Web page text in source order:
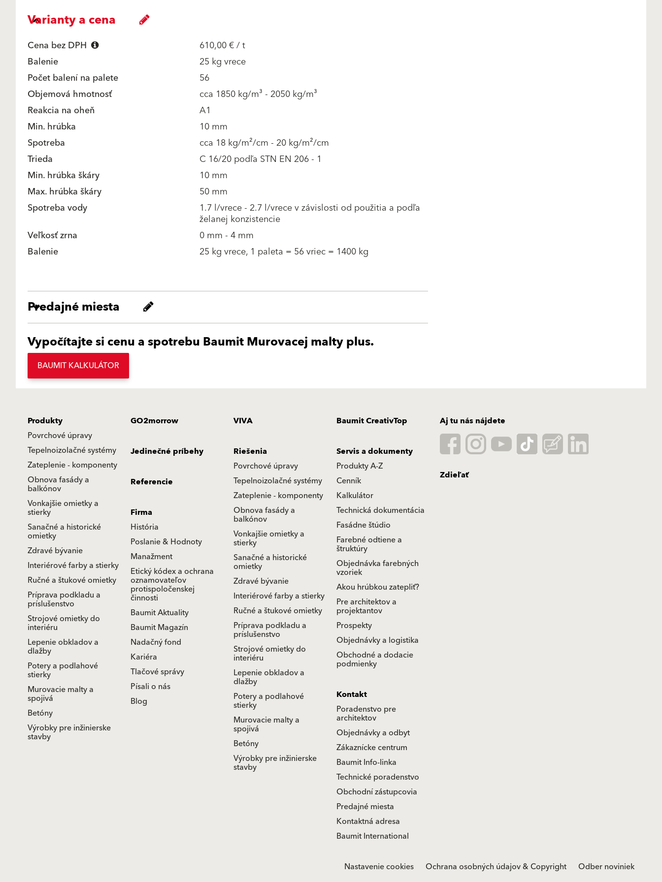
Varianty a cena
Cena bez DPH
610,00 € / t
Balenie
25 kg vrece
Počet balení na palete
56
Objemová hmotnosť
cca 1850 kg/m³ - 2050 kg/m³
Reakcia na oheň
A1
Min. hrúbka
10 mm
Spotreba
cca 18 kg/m²/cm - 20 kg/m²/cm
Trieda
C 16/20 podľa STN EN 206 - 1
Min. hrúbka škáry
10 mm
Max. hrúbka škáry
50 mm
Spotreba vody
1.7 l/vrece - 2.7 l/vrece v závislosti od použitia a podľa
želanej konzistencie
Veľkosť zrna
0 mm - 4 mm
Balenie
25 kg vrece, 1 paleta = 56 vriec = 1400 kg
Predajné miesta
Vypočítajte si cenu a spotrebu Baumit Murovacej malty plus.
BAUMIT KALKULÁTOR
Produkty
Povrchové úpravy
Tepelnoizolačné systémy
Zateplenie - komponenty
Obnova fasády a
balkónov
Vonkajšie omietky a
stierky
Sanačné a historické
omietky
Zdravé bývanie
Interiérové farby a stierky
Ručné a štukové omietky
Príprava podkladu a
príslušenstvo
Strojové omietky do
interiéru
Lepenie obkladov a
dlažby
Potery a podlahové
stierky
Murovacie malty a
spojivá
Betóny
Výrobky pre inžinierske
stavby
GO2morrow VIVA Baumit CreativTop
Jedinečné príbehy
Riešenia
Povrchové úpravy
Tepelnoizolačné systémy
Zateplenie - komponenty
Obnova fasády a
balkónov
Vonkajšie omietky a
stierky
Sanačné a historické
omietky
Zdravé bývanie
Interiérové farby a stierky
Ručné a štukové omietky
Príprava podkladu a
príslušenstvo
Strojové omietky do
interiéru
Lepenie obkladov a
dlažby
Potery a podlahové
stierky
Murovacie malty a
spojivá
Betóny
Výrobky pre inžinierske
stavby
Servis a dokumenty
Produkty A-Z
Cenník
Kalkulátor
Technická dokumentácia
Fasádne štúdio
Farebné odtiene a
štruktúry
Objednávka farebných
vzoriek
Akou hrúbkou zatepliť?
Pre architektov a
projektantov
Prospekty
Objednávky a logistika
Obchodné a dodacie
podmienky
Referencie
Firma
História
Poslanie & Hodnoty
Manažment
Etický kódex a ochrana
oznamovateľov
protispoločenskej
činnosti
Baumit Aktuality
Baumit Magazín
Nadačný fond
Kariéra
Tlačové správy
Písali o nás
Blog
Kontakt
Poradenstvo pre
architektov
Objednávky a odbyt
Zákaznícke centrum
Baumit Info-linka
Technické poradenstvo
Obchodní zástupcovia
Predajné miesta
Kontaktná adresa
Baumit International
Aj tu nás nájdete
Zdieľať
Nastavenie cookies Ochrana osobných údajov & Copyright Odber noviniek